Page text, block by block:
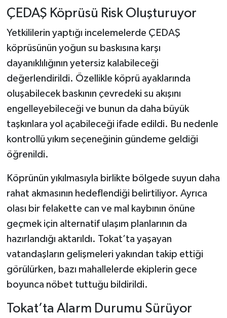
ÇEDAŞ Köprüsü Risk Oluşturuyor
Yetkililerin yaptığı incelemelerde ÇEDAŞ
köprüsünün yoğun su baskısına karşı
dayanıklılığının yetersiz kalabileceği
değerlendirildi. Özellikle köprü ayaklarında
oluşabilecek baskının çevredeki su akışını
engelleyebileceği ve bunun da daha büyük
taşkınlara yol açabileceği ifade edildi. Bu nedenle
kontrollü yıkım seçeneğinin gündeme geldiği
öğrenildi.
Köprünün yıkılmasıyla birlikte bölgede suyun daha
rahat akmasının hedeflendiği belirtiliyor. Ayrıca
olası bir felakette can ve mal kaybının önüne
geçmek için alternatif ulaşım planlarının da
hazırlandığı aktarıldı. Tokat’ta yaşayan
vatandaşların gelişmeleri yakından takip ettiği
görülürken, bazı mahallelerde ekiplerin gece
boyunca nöbet tuttuğu bildirildi.
Tokat’ta Alarm Durumu Sürüyor